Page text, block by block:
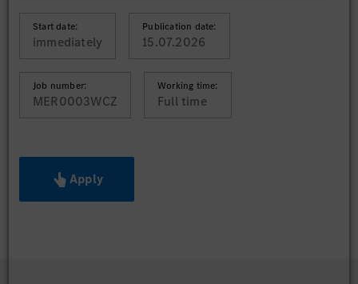
Start date:
immediately
Publication date:
15.07.2026
Job number:
MER0003WCZ
Working time:
Full time
Apply